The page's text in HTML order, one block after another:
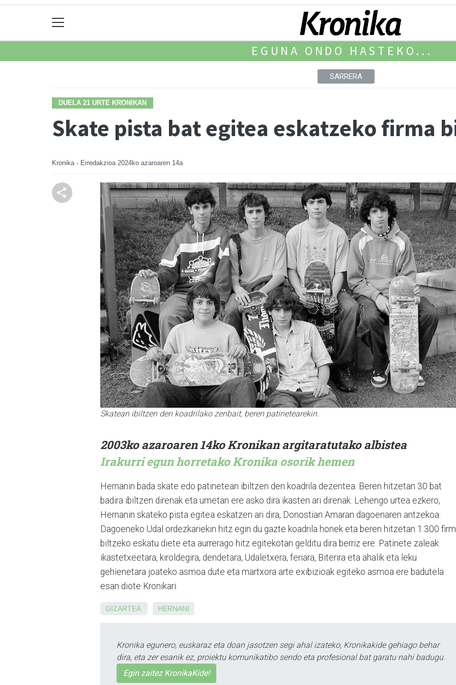
EGUNA ONDO HASTEKO...
SARRERA
DUELA 21 URTE KRONIKAN
Skate pista bat egitea eskatzeko firma
Kronika - Erredakzioa 2024ko azaroaren 14a
Skatean ibiltzen den koadrilako zenbait, beren patinetearekin.
2003ko azaroaren 14ko Kronikan argitaratutako albistea
Irakurri egun horretako Kronika osorik hemen
Hernanin bada skate edo patinetean ibiltzen den koadrila dezentea. Beren hitzetan 30 bat
badira ibiltzen direnak eta umetan ere asko dira ikasten ari direnak. Lehengo urtea ezkero,
Hernanin skateko pista egitea eskatzen ari dira, Donostian Amaran dagoenaren antzekoa.
Dagoeneko Udal ordezkariekin hitz egin du gazte koadrila honek eta beren hitzetan 1.300
biltzeko eskatu diete eta aurrerago hitz egitekotan gelditu dira berriz ere. Patinete zaleak
ikastetxeetara, kiroldegira, dendetara, Udaletxera, feriara, Biterira eta ahalik eta leku
gehienetara joateko asmoa dute eta martxora arte exibizioak egiteko asmoa ere badutela
esan diote Kronikari.
GIZARTEA HERNANI
Kronika egunero, euskaraz eta doan jasotzen segi ahal izateko, Kronikakide gehiago behar
dira, eta zer esanik ez, proiektu komunikatibo sendo eta profesional bat garatu nahi badugu.
Egin zaitez KronikaKide!